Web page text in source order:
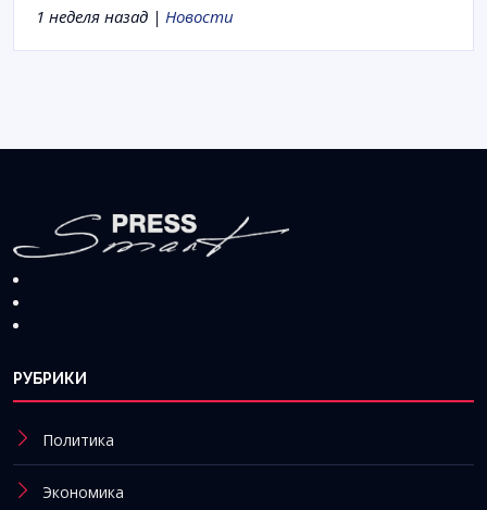
1 неделя назад | Новости
РУБРИКИ
Политика
Экономика